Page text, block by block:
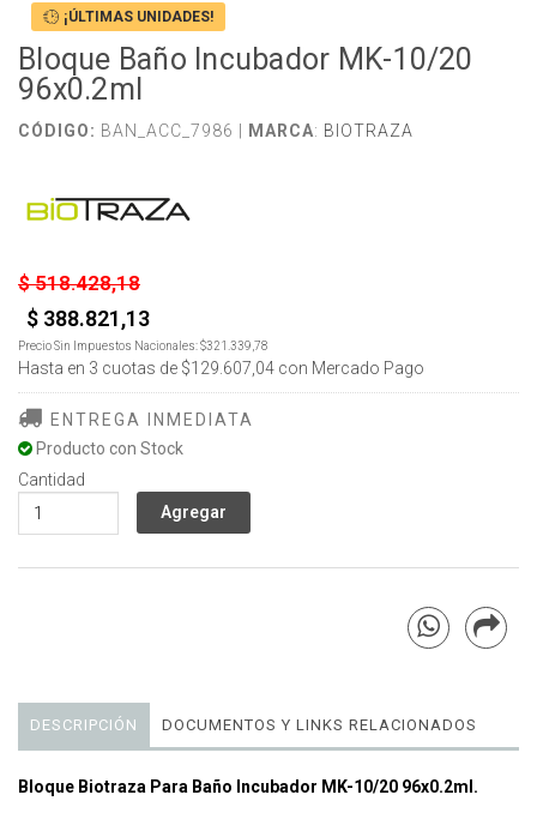
¡ÚLTIMAS UNIDADES!
Bloque Baño Incubador MK-10/20
96x0.2ml
CÓDIGO: BAN_ACC_7986 | MARCA: BIOTRAZA
$ 518.428,18
$ 388.821,13
Precio Sin Impuestos Nacionales:$321.339,78
Hasta en 3 cuotas de $129.607,04 con Mercado Pago
ENTREGA INMEDIATA
Producto con Stock
Cantidad
DESCRIPCIÓN DOCUMENTOS Y LINKS RELACIONADOS
Bloque Biotraza Para Baño Incubador MK-10/20 96x0.2ml.